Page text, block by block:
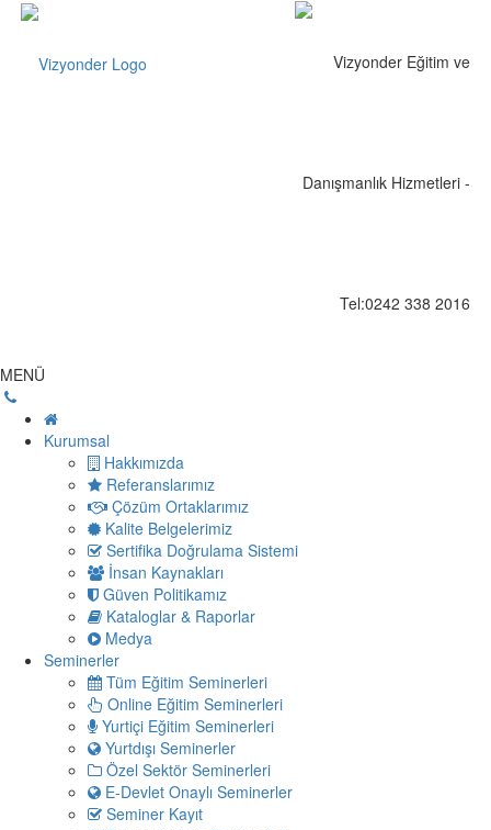
MENÜ
Kurumsal
Hakkımızda
Referanslarımız
Çözüm Ortaklarımız
Kalite Belgelerimiz
Sertifika Doğrulama Sistemi
İnsan Kaynakları
Güven Politikamız
Kataloglar & Raporlar
Medya
Seminerler
Tüm Eğitim Seminerleri
Online Eğitim Seminerleri
Yurtiçi Eğitim Seminerleri
Yurtdışı Seminerler
Özel Sektör Seminerleri
E-Devlet Onaylı Seminerler
Seminer Kayıt